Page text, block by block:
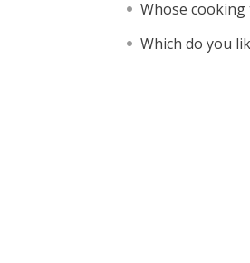
Whose cooking
Which do you